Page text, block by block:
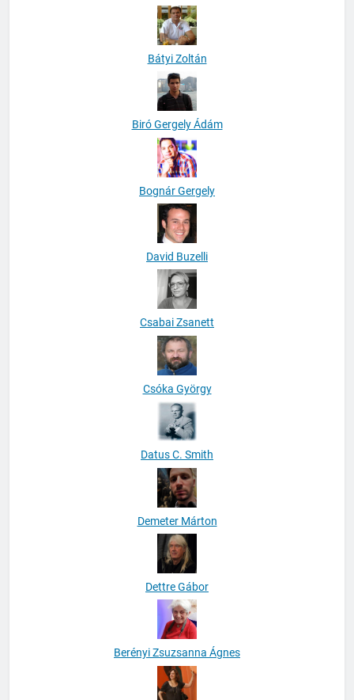
Bátyi Zoltán
Biró Gergely Ádám
Bognár Gergely
David Buzelli
Csabai Zsanett
Csóka György
Datus C. Smith
Demeter Márton
Dettre Gábor
Berényi Zsuzsanna Ágnes